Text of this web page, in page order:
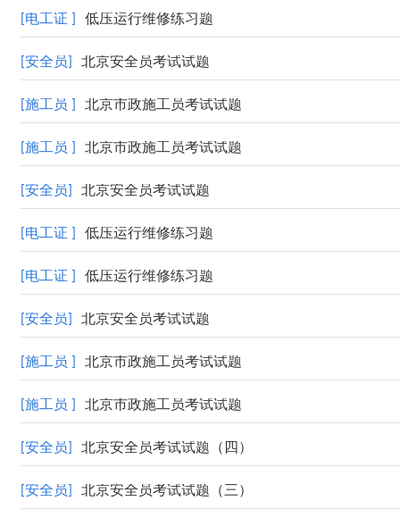
[电工证 ] 低压运行维修练习题
[安全员] 北京安全员考试试题
[施工员 ] 北京市政施工员考试试题
[施工员 ] 北京市政施工员考试试题
[安全员] 北京安全员考试试题
[电工证 ] 低压运行维修练习题
[电工证 ] 低压运行维修练习题
[安全员] 北京安全员考试试题
[施工员 ] 北京市政施工员考试试题
[施工员 ] 北京市政施工员考试试题
[安全员] 北京安全员考试试题（四）
[安全员] 北京安全员考试试题（三）